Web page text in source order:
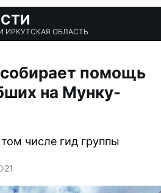
ИРКУТСКАЯ ОБЛАСТЬ
помощь
на Мунку-
числе гид группы
21